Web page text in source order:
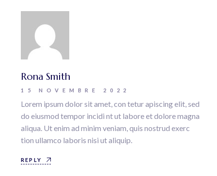
Rona Smith
15 NOVEMBRE 2022
Lorem ipsum dolor sit amet, con tetur apiscing elit, sed
do eiusmod tempor incidi nt ut labore et dolore magna
aliqua. Ut enim ad minim veniam, quis nostrud exerc
tion ullamco laboris nisi ut aliquip.
REPLY